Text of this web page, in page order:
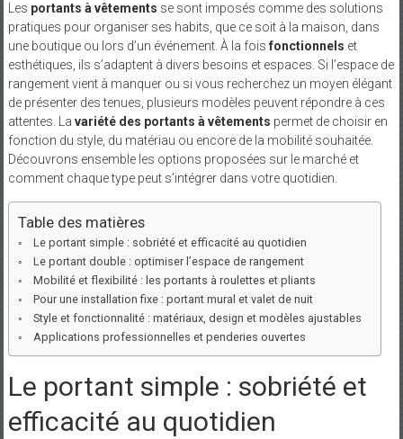
Les portants à vêtements se sont imposés comme des solutions
pratiques pour organiser ses habits, que ce soit à la maison, dans
une boutique ou lors d’un événement. À la fois fonctionnels et
esthétiques, ils s’adaptent à divers besoins et espaces. Si l’espace de
rangement vient à manquer ou si vous recherchez un moyen élégant
de présenter des tenues, plusieurs modèles peuvent répondre à ces
attentes. La variété des portants à vêtements permet de choisir en
fonction du style, du matériau ou encore de la mobilité souhaitée.
Découvrons ensemble les options proposées sur le marché et
comment chaque type peut s’intégrer dans votre quotidien.
Table des matières
Le portant simple : sobriété et efficacité au quotidien
Le portant double : optimiser l’espace de rangement
Mobilité et flexibilité : les portants à roulettes et pliants
Pour une installation fixe : portant mural et valet de nuit
Style et fonctionnalité : matériaux, design et modèles ajustables
Applications professionnelles et penderies ouvertes
Le portant simple : sobriété et
efficacité au quotidien